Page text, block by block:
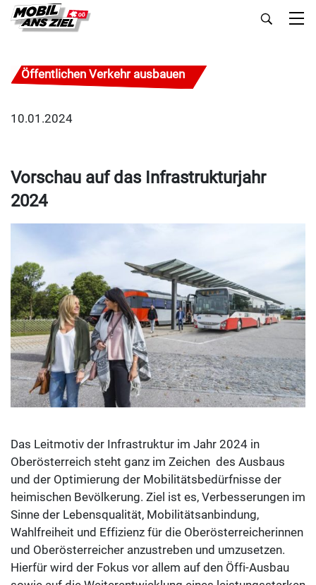
Öffentlichen Verkehr ausbauen
10.01.2024
Vorschau auf das Infrastrukturjahr
2024
Das Leitmotiv der Infrastruktur im Jahr 2024 in
Oberösterreich steht ganz im Zeichen des Ausbaus
und der Optimierung der Mobilitätsbedürfnisse der
heimischen Bevölkerung. Ziel ist es, Verbesserungen im
Sinne der Lebensqualität, Mobilitätsanbindung,
Wahlfreiheit und Effizienz für die Oberösterreicherinnen
und Oberösterreicher anzustreben und umzusetzen.
Hierfür wird der Fokus vor allem auf den Öffi-Ausbau